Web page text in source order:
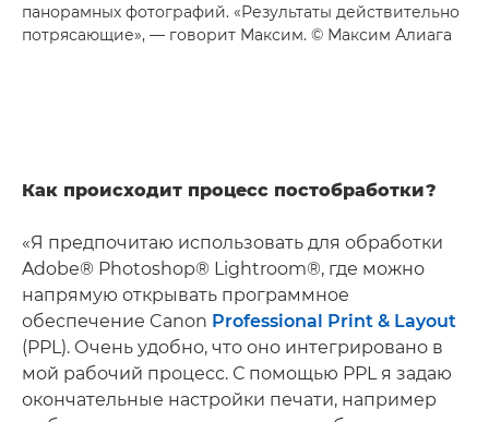
панорамных фотографий. «Результаты действительно
потрясающие», — говорит Максим. © Максим Алиага
Как происходит процесс постобработки?
«Я предпочитаю использовать для обработки
Adobe® Photoshop® Lightroom®, где можно
напрямую открывать программное
обеспечение Canon Professional Print & Layout
(PPL). Очень удобно, что оно интегрировано в
мой рабочий процесс. С помощью PPL я задаю
окончательные настройки печати, например